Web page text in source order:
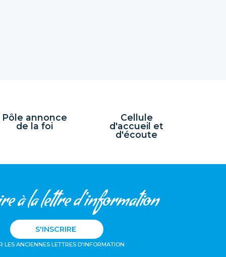
Pôle annonce
de la foi
Cellule
d'accueil et
d'écoute
à la lettre d'information
S'INSCRIRE
LES ANCIENNES LETTRES D'INFORMATION